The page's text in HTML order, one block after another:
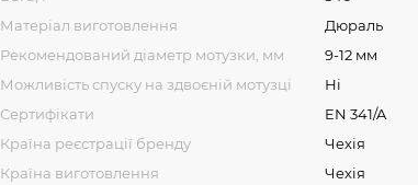
Матеріал виготовлення
Дюраль
Рекомендований діаметр мотузки, мм
9-12 мм
Можливість спуску на здвоєній мотузці
Ні
Сертифікати
EN 341/A
Країна реєстрації бренду
Чехія
Країна виготовлення
Чехія